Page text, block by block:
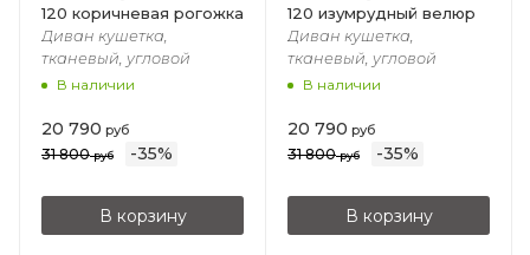
120 коричневая рогожка
Диван кушетка,
тканевый, угловой
В наличии
20 790 руб
31 800руб -35%
В корзину
120 изумрудный велюр
Диван кушетка,
тканевый, угловой
В наличии
20 790 руб
31 800руб -35%
В корзину